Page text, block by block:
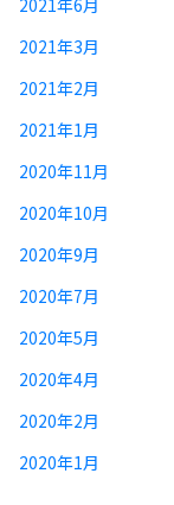
2021年6月
2021年3月
2021年2月
2021年1月
2020年11月
2020年10月
2020年9月
2020年7月
2020年5月
2020年4月
2020年2月
2020年1月